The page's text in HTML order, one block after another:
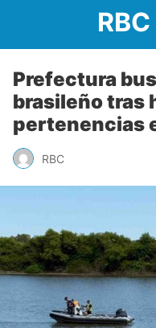
Prefectura
brasileño tras
pertenencias
RBC